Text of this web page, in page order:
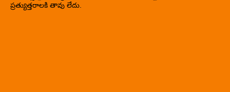
ప్రత్యుత్తరాలకి తావు లేదు.